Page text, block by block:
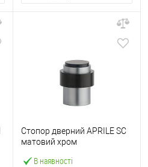
В наявності
Стопор дверний APRILE SC
матовий хром